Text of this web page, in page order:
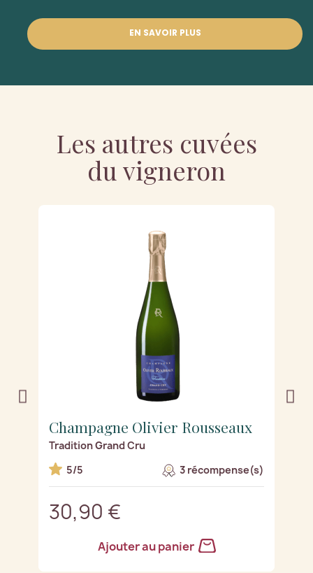
EN SAVOIR PLUS
Les autres cuvées
du vigneron
Champagne Olivier Rousseaux
Tradition Grand Cru
5/5
3 récompense(s)
30,90 €
Ajouter au panier